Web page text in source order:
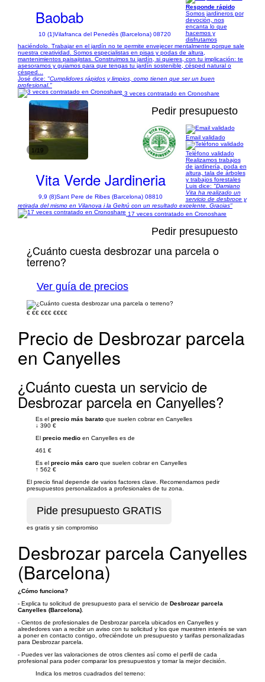
Baobab
10 (1)Vilafranca del Penedès (Barcelona) 08720
Responde rápido
Somos jardineros por
devoción, nos
encanta lo que
hacemos y
disfrutamos
haciéndolo. Trabajar en el jardín no te permite envejecer mentalmente porque sale
nuestra creatividad. Somos especialistas en pisas y podas de altura,
mantenimientos paisajistas. Construimos tu jardín, si quieres, con tu implicación: te
asesoramos y guiamos para que tengas tu jardín sostenible, césped natural o
césped...
José dice: "Cumplidores rápidos y limpios, como tienen que ser un buen
profesional."
3 veces contratado en Cronoshare
1/19
Pedir presupuesto
Vita Verde Jardineria
9,9 (8)Sant Pere de Ribes (Barcelona) 08810
Email validado
Teléfono validado
Realizamos trabajos
de jardinería, poda en
altura, tala de árboles
y trabajos forestales
Luis dice: "Damiano
Vita ha realizado un
servicio de desbroce y
retirada del mismo en Vilanova i la Geltrú con un resultado excelente. Gracias"
17 veces contratado en Cronoshare
Pedir presupuesto
¿Cuánto cuesta desbrozar una parcela o
terreno?
Ver guía de precios
€ €€ €€€ €€€€
Precio de Desbrozar parcela
en Canyelles
¿Cuánto cuesta un servicio de
Desbrozar parcela en Canyelles?
Es el precio más barato que suelen cobrar en Canyelles
↓ 390 €
El precio medio en Canyelles es de
461 €
Es el precio más caro que suelen cobrar en Canyelles
↑ 562 €
El precio final depende de varios factores clave. Recomendamos pedir
presupuestos personalizados a profesionales de tu zona.
es gratis y sin compromiso
Desbrozar parcela Canyelles
(Barcelona)
¿Cómo funciona?
- Explica tu solicitud de presupuesto para el servicio de Desbrozar parcela
Canyelles (Barcelona)
- Cientos de profesionales de Desbrozar parcela ubicados en Canyelles y
alrededores van a recibir un aviso con tu solicitud y los que muestren interés se van
a poner en contacto contigo, ofreciéndote un presupuesto y tarifas personalizadas
para Desbrozar parcela.
- Puedes ver las valoraciones de otros clientes así como el perfil de cada
profesional para poder comparar los presupuestos y tomar la mejor decisión.
Indica los metros cuadrados del terreno: